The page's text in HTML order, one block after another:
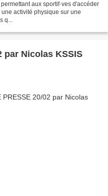
aux sportif·ves d'accéder
activité physique sur une
q...
par Nicolas KSSIS